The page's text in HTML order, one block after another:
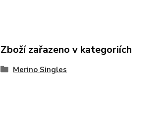
Zboží zařazeno v kategoriích
Merino Singles